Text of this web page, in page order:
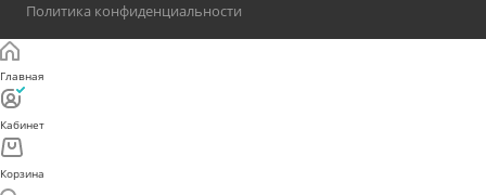
Политика конфиденциальности
Главная
Кабинет
Корзина